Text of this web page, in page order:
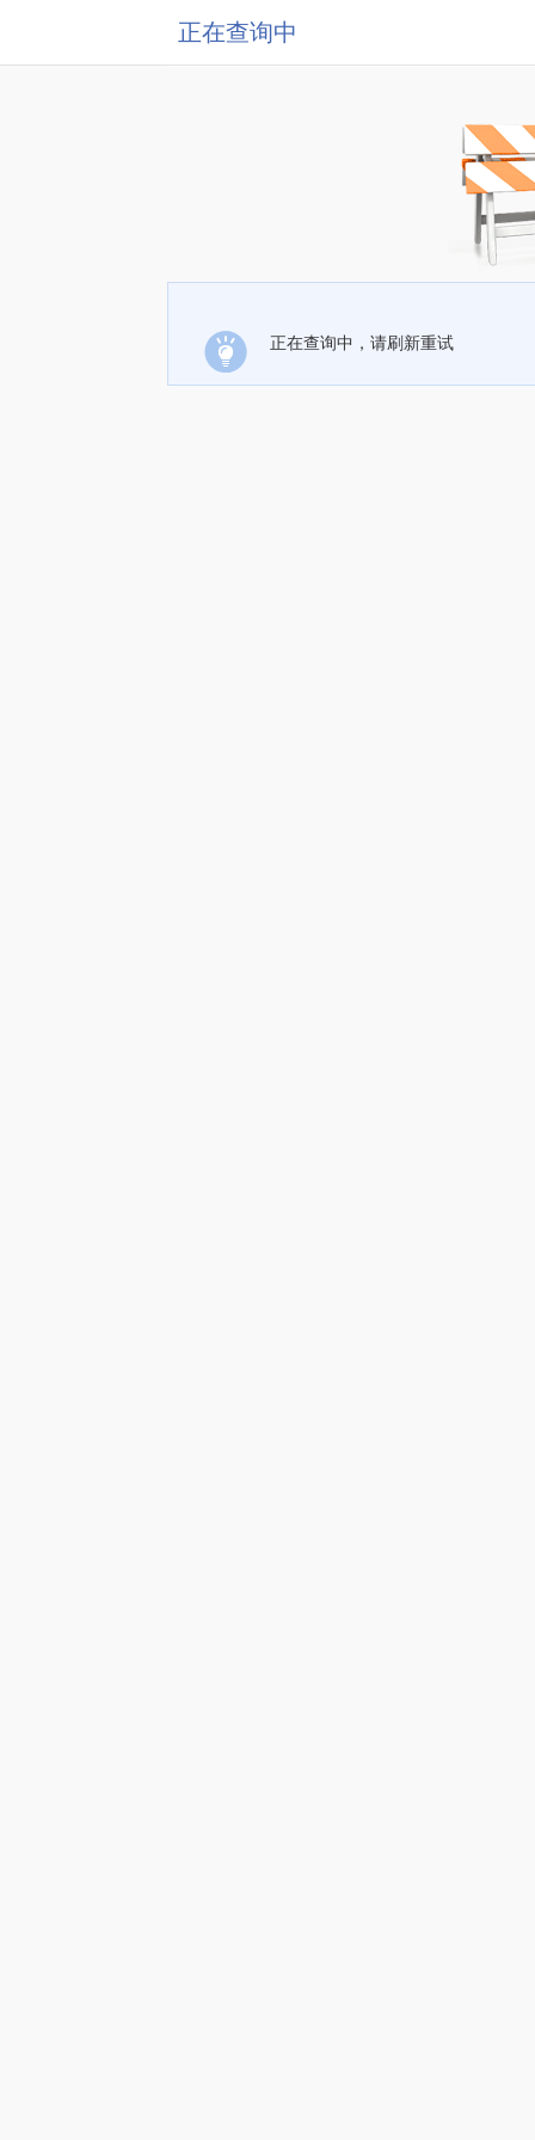
正在查询中
正在查询中，请刷新重试